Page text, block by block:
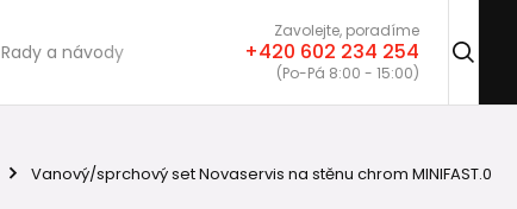
Rady a návody
Zavolejte, poradíme
+420 602 234 254
(Po-Pá 8:00 - 15:00)
Vanový/sprchový set Novaservis na stěnu chrom MINIFAST.0